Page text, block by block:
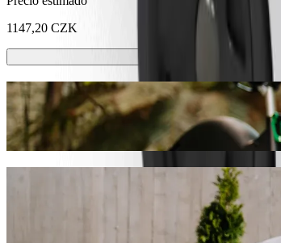
1147,20 CZK
Patinetes o bicis eléctricas
Muévete por Hradec Králové en patinete o bici
Descargar la app de Bolt
Ve de "Hradec Králové
Te recomendamos que elijas Bolt si buscas el
encontraremos el vehículo perfecto para ti.